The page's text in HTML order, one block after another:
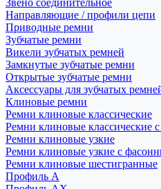
Звено соединительное
Направляющие / профили цепи
Приводные ремни
Зубчатые ремни
Викели зубчатых ремней
Замкнутые зубчатые ремни
Открытые зубчатые ремни
Аксессуары для зубчатых
Клиновые ремни
Ремни клиновые классические
Ремни клиновые классические
Ремни клиновые узкие
Ремни клиновые узкие с
Ремни клиновые шестигранные
Профиль A